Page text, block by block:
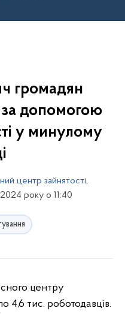
громадян
допомогою
у минулому
центр зайнятості,
2024 року о 11:40
4,6 тис. роботодавців.